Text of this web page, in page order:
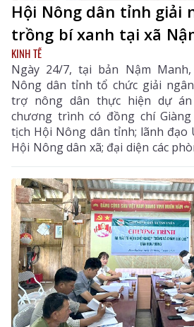
Hội Nông dân tỉnh giải
trồng bí xanh tại xã
KINH TẾ
Ngày 24/7, tại bản Nậm
Nông dân tỉnh tổ chức giải
trợ nông dân thực hiện dự
chương trình có đồng chí
tịch Hội Nông dân tỉnh; lãnh đạo
Hội Nông dân xã; đại diện các
các hội viên nông dân tham gia